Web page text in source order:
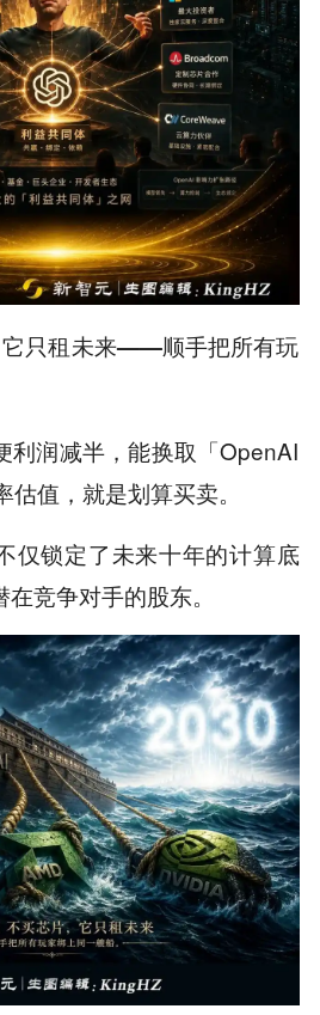
只租未来——顺手把所有玩
利润减半，能换取「OpenAI
值，就是划算买卖。
仅锁定了未来十年的计算底
竞争对手的股东。